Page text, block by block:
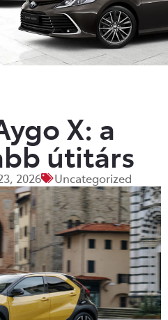
X: a
útitárs
2026 Uncategorized